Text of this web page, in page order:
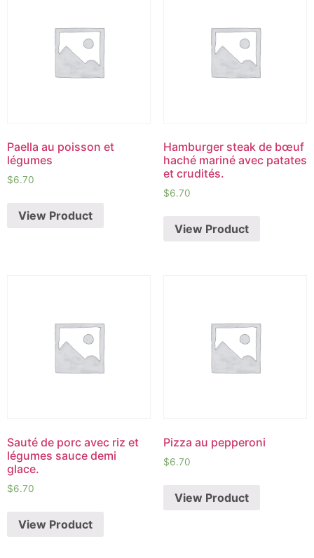
Paella au poisson et
légumes
$6.70
View Product
Hamburger steak de bœuf
haché mariné avec patates
et crudités.
$6.70
View Product
Sauté de porc avec riz et
légumes sauce demi
glace.
$6.70
View Product
Pizza au pepperoni
$6.70
View Product